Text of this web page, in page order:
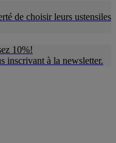
de choisir leurs ustensiles
10%!
inscrivant à la newsletter.